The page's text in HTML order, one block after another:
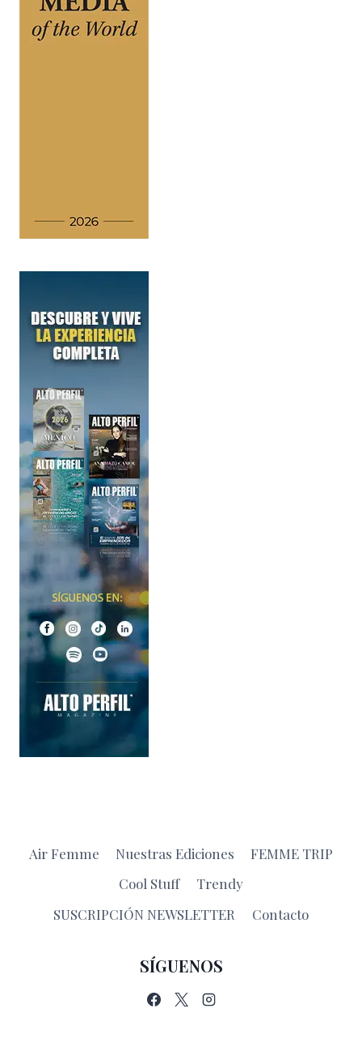
Air Femme Nuestras Ediciones
FEMME TRIP
Cool Stuff
Trendy
SUSCRIPCIÓN NEWSLETTER
Contacto
SÍGUENOS